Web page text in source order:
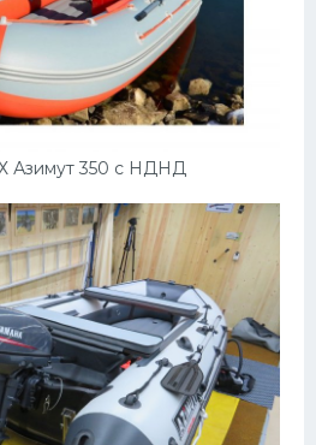
Азимут 350 с НДНД